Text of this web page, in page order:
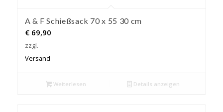
A & F Schießsack 70 x 55 30 cm
€69,90
zzgl.
Versand
Weiterlesen Details anzeigen